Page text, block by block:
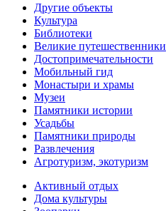
Другие объекты
Культура
Библиотеки
Великие путешественники
Достопримечательности
Мобильный гид
Монастыри и храмы
Музеи
Памятники истории
Усадьбы
Памятники природы
Развлечения
Агротуризм, экотуризм
Активный отдых
Дома культуры